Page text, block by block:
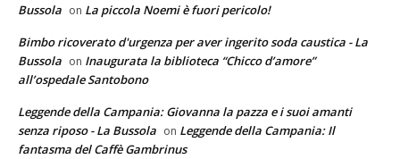
Bussola on La piccola Noemi è fuori pericolo!
Bimbo ricoverato d'urgenza per aver ingerito soda caustica - La
Bussola on Inaugurata la biblioteca “Chicco d’amore”
all’ospedale Santobono
Leggende della Campania: Giovanna la pazza e i suoi amanti
senza riposo - La Bussola on Leggende della Campania: Il
fantasma del Caffè Gambrinus